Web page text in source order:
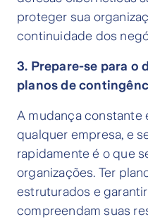
proteger sua
continuidade dos
3. Prepare-se para o
planos de
A mudança constante
qualquer empresa, e
rapidamente é o que
organizações. Ter
estruturados e
compreendam suas